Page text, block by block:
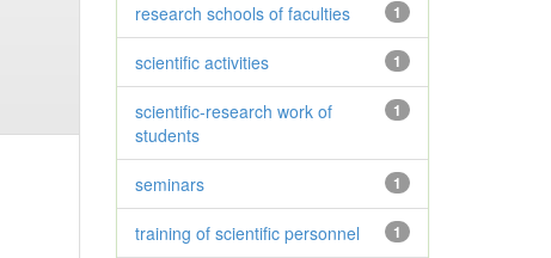
1
research schools of faculties
1
scientific activities
1
scientific-research work of
students
1
seminars
1
training of scientific personnel